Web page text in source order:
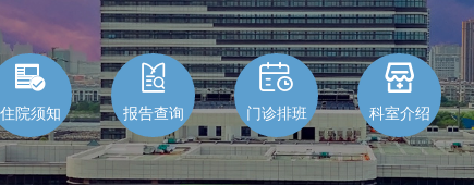

住院须知

报告查询

门诊排班

科室介绍